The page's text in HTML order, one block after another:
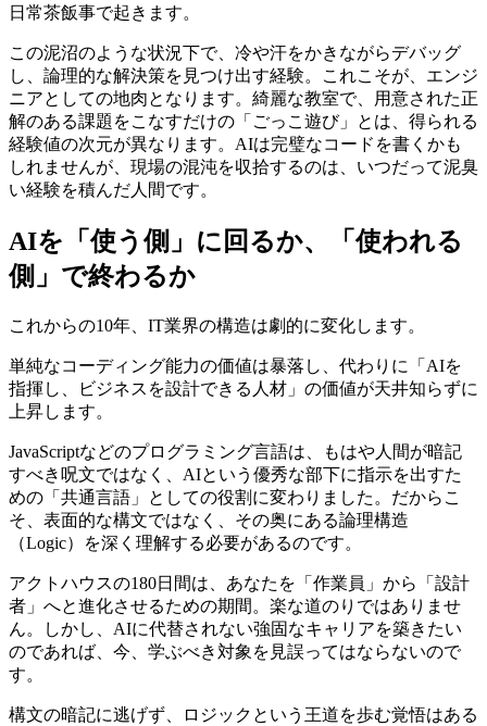
日常茶飯事で起きます。
この泥沼のような状況下で、冷や汗をかきながらデバッグ
し、論理的な解決策を見つけ出す経験。これこそが、エンジ
ニアとしての地肉となります。綺麗な教室で、用意された正
解のある課題をこなすだけの「ごっこ遊び」とは、得られる
経験値の次元が異なります。AIは完璧なコードを書くかも
しれませんが、現場の混沌を収拾するのは、いつだって泥臭
い経験を積んだ人間です。
AIを「使う側」に回るか、「使われる
側」で終わるか
これからの10年、IT業界の構造は劇的に変化します。
単純なコーディング能力の価値は暴落し、代わりに「AIを
指揮し、ビジネスを設計できる人材」の価値が天井知らずに
上昇します。
JavaScriptなどのプログラミング言語は、もはや人間が暗記
すべき呪文ではなく、AIという優秀な部下に指示を出すた
めの「共通言語」としての役割に変わりました。だからこ
そ、表面的な構文ではなく、その奥にある論理構造
（Logic）を深く理解する必要があるのです。
アクトハウスの180日間は、あなたを「作業員」から「設計
者」へと進化させるための期間。楽な道のりではありませ
ん。しかし、AIに代替されない強固なキャリアを築きたい
のであれば、今、学ぶべき対象を見誤ってはならないので
す。
構文の暗記に逃げず、ロジックという王道を歩む覚悟はある